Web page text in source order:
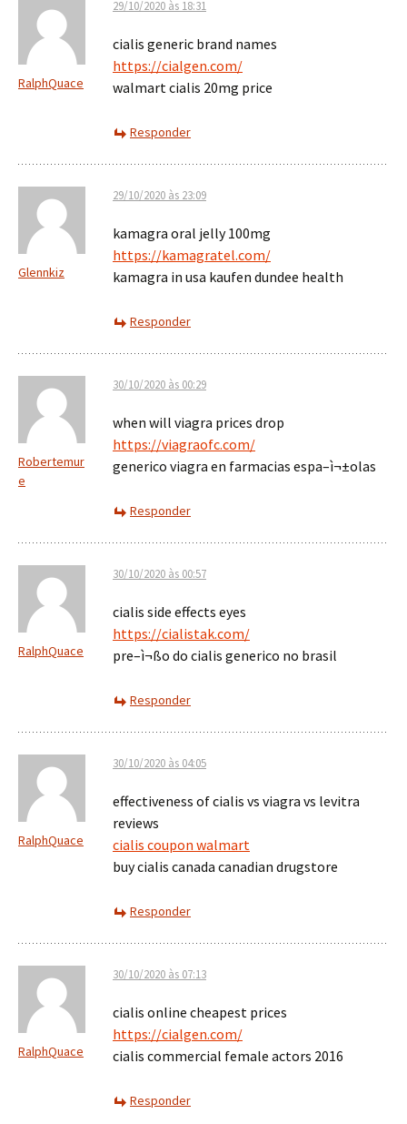
RalphQuace
29/10/2020 às 18:31
cialis generic brand names
https://cialgen.com/
walmart cialis 20mg price
Responder
Glennkiz
29/10/2020 às 23:09
kamagra oral jelly 100mg
https://kamagratel.com/
kamagra in usa kaufen dundee health
Responder
Robertemur
e
30/10/2020 às 00:29
when will viagra prices drop
https://viagraofc.com/
generico viagra en farmacias espa–ì¬±olas
Responder
RalphQuace
30/10/2020 às 00:57
cialis side effects eyes
https://cialistak.com/
pre–ì¬ßo do cialis generico no brasil
Responder
RalphQuace
30/10/2020 às 04:05
effectiveness of cialis vs viagra vs levitra
reviews
cialis coupon walmart
buy cialis canada canadian drugstore
Responder
RalphQuace
30/10/2020 às 07:13
cialis online cheapest prices
https://cialgen.com/
cialis commercial female actors 2016
Responder